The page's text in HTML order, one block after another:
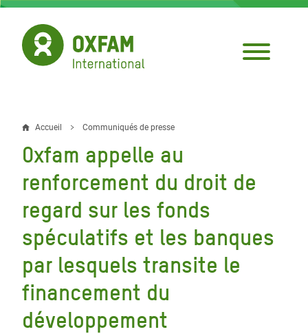
Aller
contenu
principal
Fil
d'Ariane
Accueil Communiqués de presse
Oxfam appelle au
renforcement du droit de
regard sur les fonds
spéculatifs et les banques
par lesquels transite le
financement du
développement